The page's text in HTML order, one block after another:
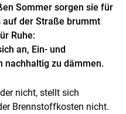
Sommer sorgen sie für
auf der Straße brummt
Ruhe:
an, Ein- und
zu dämmen.
nicht, stellt sich
Brennstoffkosten nicht.